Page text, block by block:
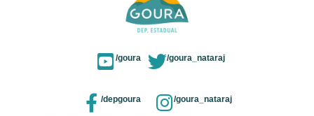
/goura /goura_nataraj
/depgoura /goura_nataraj